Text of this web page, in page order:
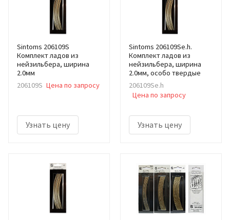
Sintoms 206109S
Комплект ладов из
нейзильбера, ширина
2.0мм
206109S Цена по запросу
Узнать цену
Sintoms 206109Se.h.
Комплект ладов из
нейзильбера, ширина
2.0мм, особо твердые
206109Se.h
Цена по запросу
Узнать цену